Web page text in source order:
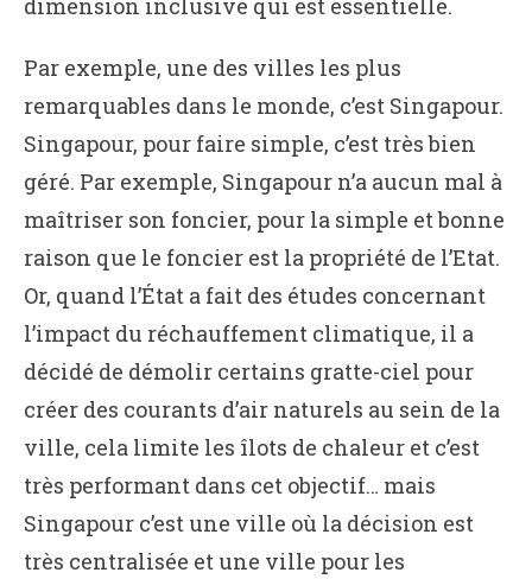
dimension inclusive qui est essentielle.
Par exemple, une des villes les plus
remarquables dans le monde, c’est Singapour.
Singapour, pour faire simple, c’est très bien
géré. Par exemple, Singapour n’a aucun mal à
maîtriser son foncier, pour la simple et bonne
raison que le foncier est la propriété de l’Etat.
Or, quand l’État a fait des études concernant
l’impact du réchauffement climatique, il a
décidé de démolir certains gratte-ciel pour
créer des courants d’air naturels au sein de la
ville, cela limite les îlots de chaleur et c’est
très performant dans cet objectif… mais
Singapour c’est une ville où la décision est
très centralisée et une ville pour les